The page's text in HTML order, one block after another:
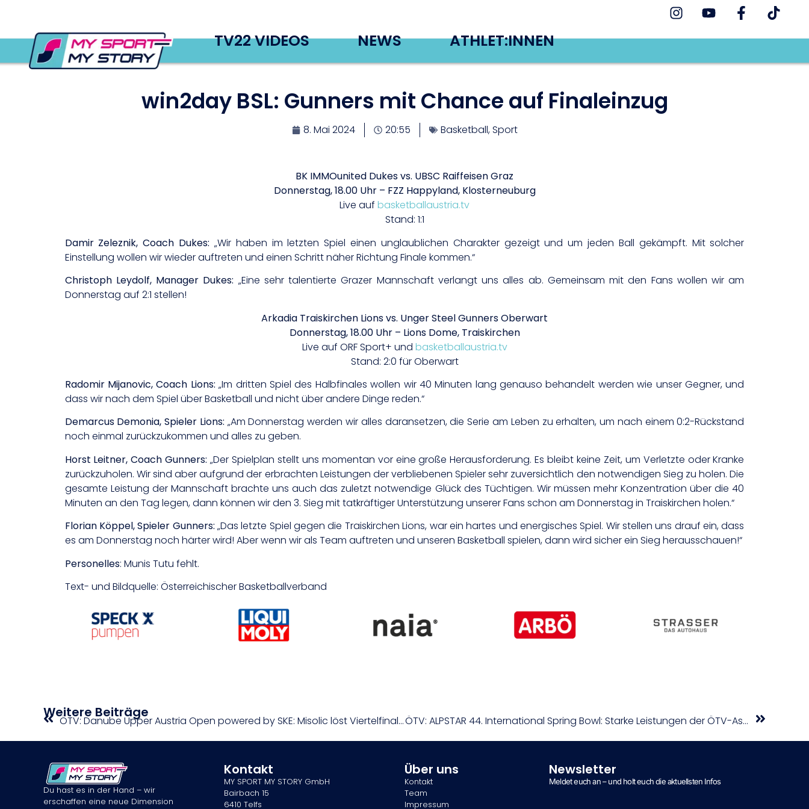
TV22 VIDEOS NEWS ATHLET:INNEN
win2day BSL: Gunners mit Chance auf Finaleinzug
8. Mai 2024 20:55 Basketball,Sport
BK IMMOunited Dukesvs. UBSC Raiffeisen Graz
Donnerstag, 18.00 Uhr – FZZ Happyland, Klosterneuburg
Live auf basketballaustria.tv
Stand: 1:1
Damir Zeleznik, Coach Dukes: „Wir haben im letzten Spiel einen unglaublichen Charakter gezeigt und um jeden Ball gekämpft. Mit solcher
Einstellung wollen wir wieder auftreten und einen Schritt näher Richtung Finale kommen.“
Christoph Leydolf, Manager Dukes: „Eine sehr talentierte Grazer Mannschaft verlangt uns alles ab. Gemeinsam mit den Fans wollen wir am
Donnerstag auf 2:1 stellen!
Arkadia Traiskirchen Lions vs. Unger Steel Gunners Oberwart
Donnerstag, 18.00 Uhr – Lions Dome, Traiskirchen
Live auf ORF Sport+ und basketballaustria.tv
Stand: 2:0 für Oberwart
Radomir Mijanovic, Coach Lions:„Im dritten Spiel des Halbfinales wollen wir 40 Minuten lang genauso behandelt werden wie unser Gegner, und
dass wir nach dem Spiel über Basketball und nicht über andere Dinge reden.“
Demarcus Demonia, Spieler Lions: „Am Donnerstag werden wir alles daransetzen, die Serie am Leben zu erhalten, um nach einem 0:2-Rückstand
noch einmal zurückzukommen und alles zu geben.
Horst Leitner, Coach Gunners:„Der Spielplan stellt uns momentan vor eine große Herausforderung. Es bleibt keine Zeit, um Verletzte oder Kranke
zurückzuholen. Wir sind aber aufgrund der erbrachten Leistungen der verbliebenen Spieler sehr zuversichtlich den notwendigen Sieg zu holen. Die
gesamte Leistung der Mannschaft brachte uns auch das zuletzt notwendige Glück des Tüchtigen. Wir müssen mehr Konzentration über die 40
Minuten an den Tag legen, dann können wir den 3. Sieg mit tatkräftiger Unterstützung unserer Fans schon am Donnerstag in Traiskirchen holen.“
Florian Köppel, Spieler Gunners: „Das letzte Spiel gegen die Traiskirchen Lions, war ein hartes und energisches Spiel. Wir stellen uns drauf ein, dass
es am Donnerstag noch härter wird! Aber wenn wir als Team auftreten und unseren Basketball spielen, dann wird sicher ein Sieg herausschauen!“
Personelles: Munis Tutu fehlt.
Text- und Bildquelle: Österreichischer Basketballverband
Weitere Beiträge ÖTV: Danube Upper Austria Open powered by SKE: Misolic löst Viertelfinalticket ÖTV: ALPSTAR 44. International Spring Bowl: Starke Leistungen der ÖTV-Asse
Du hast es in der Hand – wir
erschaffen eine neue Dimension
Kontakt
MY SPORT MY STORY GmbH
Bairbach 15
6410 Telfs
Über uns
Kontakt
Team
Impressum
Newsletter
Meldet euch an – und holt euch die aktuellsten Infos